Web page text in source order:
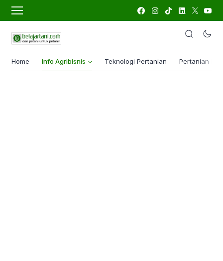
Home Info Agribisnis Teknologi Pertanian Pertanian